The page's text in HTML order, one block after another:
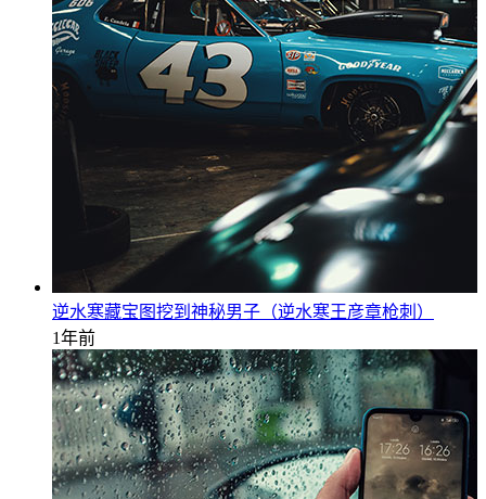
逆水寒藏宝图挖到神秘男子（逆水寒王彦章枪刺）
1年前